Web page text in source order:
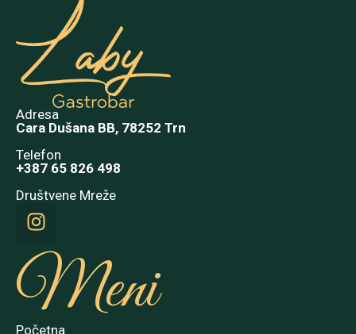
Adresa
Cara Dušana BB, 78252 Trn
Telefon
+387 65 826 498
Društvene Mreže
Meni
Početna